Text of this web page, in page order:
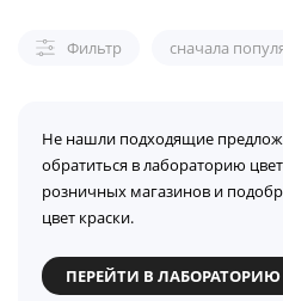
Фильтр сначала
Не нашли подходящие
обратиться в лабораторию
розничных магазинов и
цвет краски.
ПЕРЕЙТИ В ЛАБОРАТОРИЮ